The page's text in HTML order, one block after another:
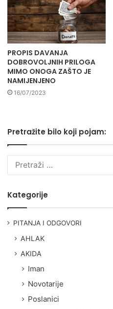
PROPIS DAVANJA
DOBROVOLJNIH PRILOGA
MIMO ONOGA ZAŠTO JE
NAMIJENJENO
16/07/2023
Pretražite bilo koji pojam:
Kategorije
PITANJA I ODGOVORI
AHLAK
AKIDA
Iman
Novotarije
Poslanici